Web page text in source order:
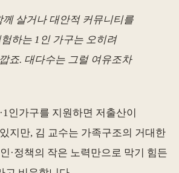
께 살거나 대안적 커뮤니티를
하는 1인 가구는 오히려
죠. 대다수는 그럴 여유조차
인가구를 지원하면 저출산이
지만, 김 교수는 가족구조의 거대한
·정책의 작은 노력만으로 막기 힘든